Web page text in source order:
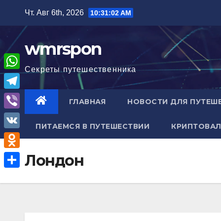
содержимому
Чт. Авг 6th, 2026 10:31:03 AM
wmrspon
Секреты путешественника
ГЛАВНАЯ НОВОСТИ ДЛЯ
ПИТАЕМСЯ В ПУТЕШЕСТВИИ
Лондон
W
h
a
A
T
e
l
e
g
V
i
b
e
V
K
O